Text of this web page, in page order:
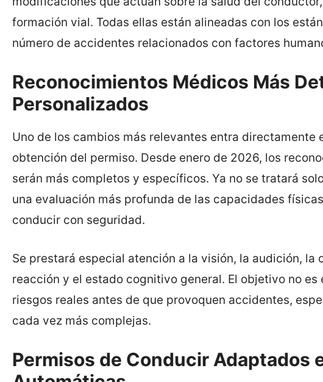
formación vial. Todas ellas están alineadas con los
número de accidentes relacionados con factores
Reconocimientos Médicos Más
Personalizados
Uno de los cambios más relevantes entra directamente
obtención del permiso. Desde enero de 2026, los
serán más completos y específicos. Ya no se tratará
una evaluación más profunda de las capacidades
conducir con seguridad.
Se prestará especial atención a la visión, la audición, la
reacción y el estado cognitivo general. El objetivo no
riesgos reales antes de que provoquen accidentes,
cada vez más complejas.
Permisos de Conducir Adaptados